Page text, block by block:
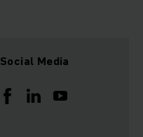
Social Media